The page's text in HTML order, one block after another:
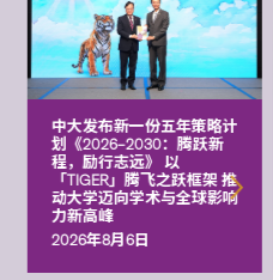
中大发布新一份五年策略计
划《2026‒2030：腾跃新
程，励行志远》 以
「TIGER」腾飞之跃框架 推
动大学迈向学术与全球影响
力新高峰
2026年8月6日